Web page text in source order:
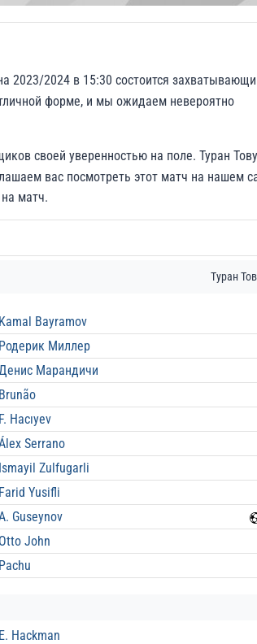
2023/2024 в 15:30 состоится
форме, и мы ожидаем невероятно
своей уверенностью на поле. Туран
вас посмотреть этот матч на нашем
матч.
Туран
Kamal Bayramov
Родерик Миллер
Марандичи
Brunão
F. Hacıyev
Serrano
Ismayil Zulfugarli
Farid Yusifli
Guseynov
Otto John
Pachu
E. Hackman